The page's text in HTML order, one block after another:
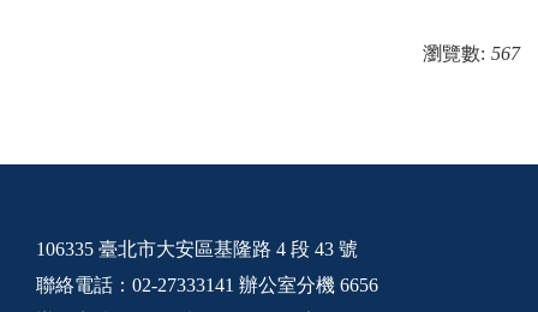
瀏覽數: 567
106335 臺北市大安區基隆路 4 段 43 號
聯絡電話：02-27333141 辦公室分機 6656